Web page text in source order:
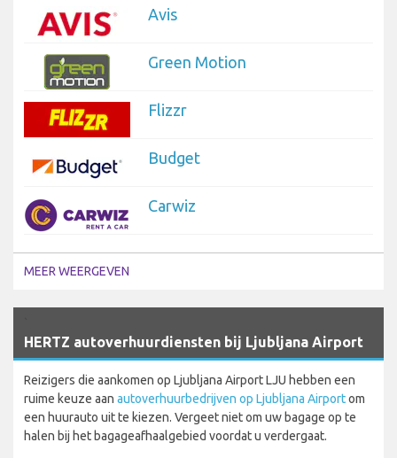
Avis
Green Motion
Flizzr
Budget
Carwiz
MEER WEERGEVEN
HERTZ autoverhuurdiensten bij Ljubljana Airport
Reizigers die aankomen op Ljubljana Airport LJU hebben een
ruime keuze aan autoverhuurbedrijven op Ljubljana Airportom
een huurauto uit te kiezen. Vergeet niet om uw bagage op te
halen bij het bagageafhaalgebied voordat u verdergaat.